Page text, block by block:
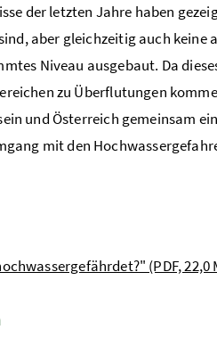
der letzten Jahre haben
aber gleichzeitig auch keine
Niveau ausgebaut. Da
zu Überflutungen
und Österreich gemeinsam
mit den
(PDF, 22,0